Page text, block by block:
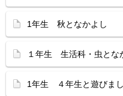
1年生 秋となかよし
１年生 生活科・虫とな
1年生 ４年生と遊びま